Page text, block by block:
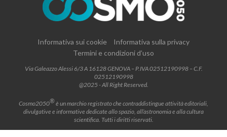
Informativa sui cookie
Informativa sulla privacy
Termini e condizioni d’uso
Via Galeazzo Alessi 6/3 A 16128 GENOVA – P.IVA 02512190998 – C.F.
02512190998
@2025 - All Right Reserved.
Cosmo2050®è un marchio registrato che contraddistingue attività editoriali,
divulgative e informative dedicate allo spazio, all’astronomia e alla cultura
scientifica. Tutti i diritti riservati.